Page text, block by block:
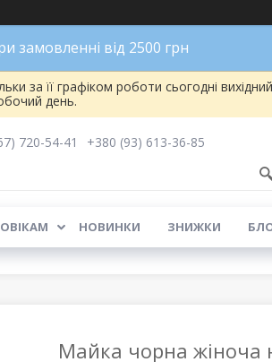
замовленні від 2500 грн
за її графіком роботи сьогодні
день.
720-54-41
+380 (93) 613-36-85
НОВИНКИ ЗНИЖКИ
Майка чорна жіноча